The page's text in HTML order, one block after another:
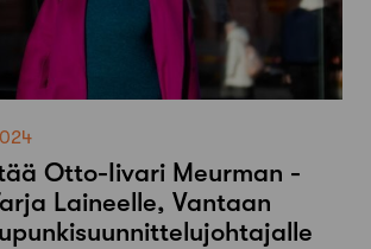
Otto-Iivari Meurman -
Laineelle, Vantaan